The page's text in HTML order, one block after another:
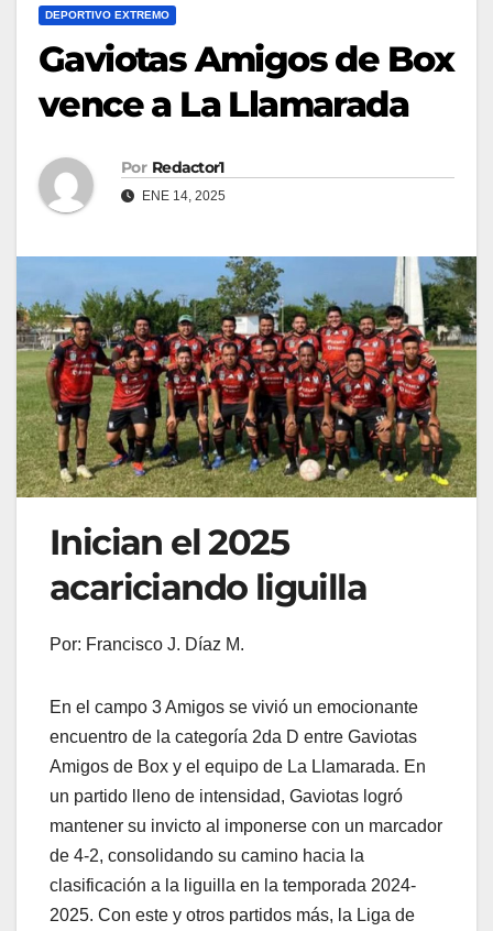
DEPORTIVO EXTREMO
Gaviotas Amigos de Box
vence a La Llamarada
Por Redactor1
ENE 14, 2025
Inician el 2025
acariciando liguilla
Por: Francisco J. Díaz M.
En el campo 3 Amigos se vivió un emocionante
encuentro de la categoría 2da D entre Gaviotas
Amigos de Box y el equipo de La Llamarada. En
un partido lleno de intensidad, Gaviotas logró
mantener su invicto al imponerse con un marcador
de 4-2, consolidando su camino hacia la
clasificación a la liguilla en la temporada 2024-
2025. Con este y otros partidos más, la Liga de